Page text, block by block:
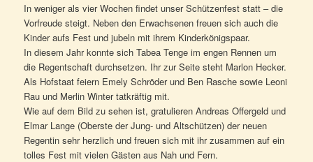
In weniger als vier Wochen findet unser Schützenfest statt – die
Vorfreude steigt. Neben den Erwachsenen freuen sich auch die
Kinder aufs Fest und jubeln mit ihrem Kinderkönigspaar.
In diesem Jahr konnte sich Tabea Tenge im engen Rennen um
die Regentschaft durchsetzen. Ihr zur Seite steht Marlon Hecker.
Als Hofstaat feiern Emely Schröder und Ben Rasche sowie Leoni
Rau und Merlin Winter tatkräftig mit.
Wie auf dem Bild zu sehen ist, gratulieren Andreas Offergeld und
Elmar Lange (Oberste der Jung- und Altschützen) der neuen
Regentin sehr herzlich und freuen sich mit ihr zusammen auf ein
tolles Fest mit vielen Gästen aus Nah und Fern.